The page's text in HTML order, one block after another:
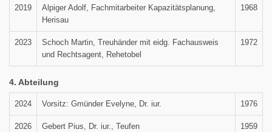
2019
Alpiger Adolf, Fachmitarbeiter Kapazitätsplanung,
Herisau
1968
2023
Schoch Martin, Treuhänder mit eidg. Fachausweis
und Rechtsagent, Rehetobel
1972
4. Abteilung
2024 Vorsitz: Gmünder Evelyne, Dr. iur. 1976
2026 Gebert Pius, Dr. iur., Teufen 1959